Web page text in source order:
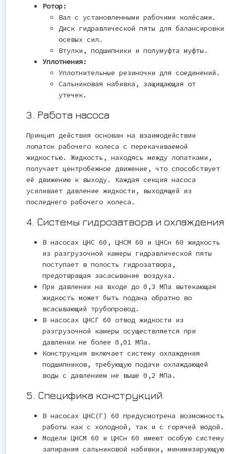
Ротор:
Вал с установленными рабочими колёсами.
Диск гидравлической пяты для балансировки
осевых сил.
Втулки, подшипники и полумуфта муфты.
Уплотнения:
Уплотнительные резиночки для соединений.
Сальниковая набивка, защищающая от
утечек.
3. Работа насоса
Принцип действия основан на взаимодействии
лопаток рабочего колеса с перекачиваемой
жидкостью. Жидкость, находясь между лопатками,
получает центробежное движение, что способствует
её движению к выходу. Каждая секция насоса
усиливает давление жидкости, выходящей из
последнего рабочего колеса.
4. Системы гидрозатвора и охлаждения
В насосах ЦНС 60, ЦНСМ 60 и ЦНСн 60 жидкость
из разгрузочной камеры гидравлической пяты
поступает в полость гидрозатвора,
предотвращая засасывание воздуха.
При давлении на входе до 0,3 МПа вытекающая
жидкость может быть подана обратно во
всасывающий трубопровод.
В насосах ЦНСГ 60 отвод жидкости из
разгрузочной камеры осуществляется при
давлении не более 0,01 МПа.
Конструкция включает систему охлаждения
подшипников, требующую подачи охлаждающей
воды с давлением не выше 0,2 МПа.
5. Специфика конструкций
В насосах ЦНС(Г) 60 предусмотрена возможность
работы как с холодной, так и с горячей водой.
Модели ЦНСМ 60 и ЦНСн 60 имеют особую систему
запирания сальниковой набивки, минимизирующую